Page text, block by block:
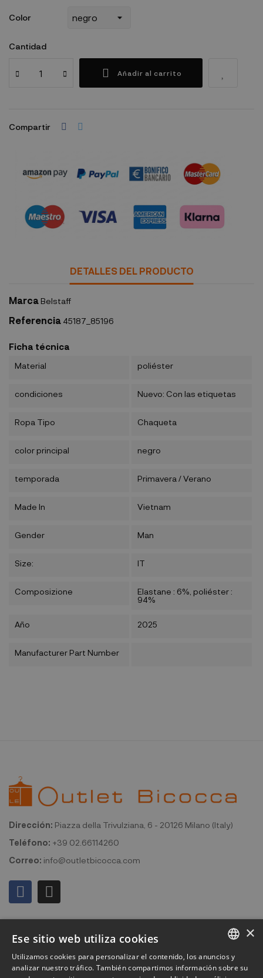
Color
Cantidad
Añadir al carrito
Compartir
DETALLES DEL PRODUCTO
Marca Belstaff
Referencia 45187_85196
Ficha técnica
Material poliéster
condiciones Nuevo: Con las etiquetas
Ropa Tipo Chaqueta
color principal negro
temporada Primavera / Verano
Made In Vietnam
Gender Man
Size: IT
Composizione
Elastane : 6%, poliéster :
94%
Año 2025
Manufacturer Part Number
Dirección: Piazza della Trivulziana, 6 - 20126 Milano (Italy)
Teléfono: +39 02.66114260
Correo: info@outletbicocca.com
Suscribirse al boletín de noticias
ITALIAN
×
Ese sitio web utiliza cookies
Utilizamos cookies para personalizar el contenido, los anuncios y
analizar nuestro tráfico. También compartimos información sobre su